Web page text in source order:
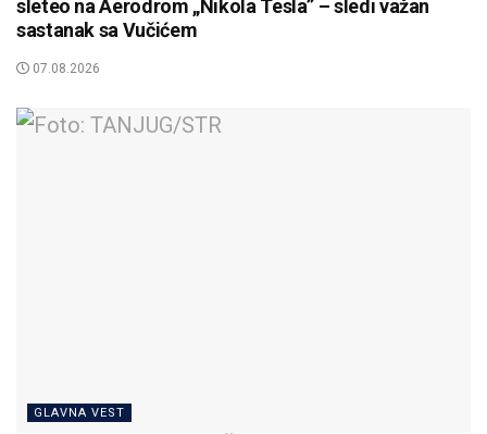
sleteo na Aerodrom „Nikola Tesla” – sledi važan
sastanak sa Vučićem
07.08.2026
GLAVNA VEST